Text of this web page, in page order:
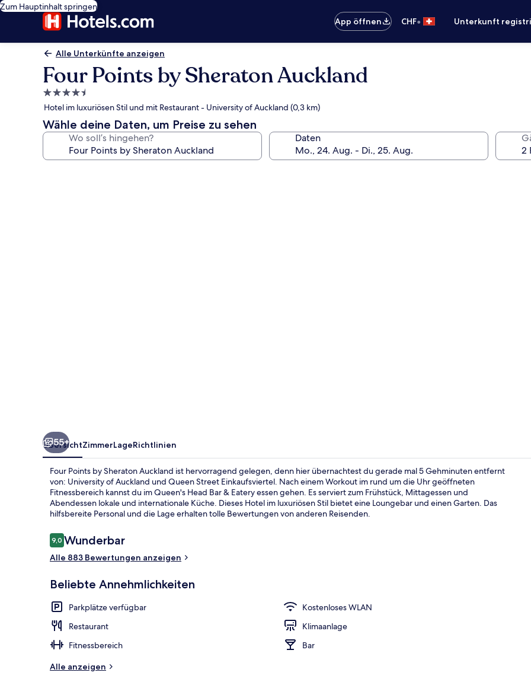
Zum Hauptinhalt springen
App öffnen
CHF• Unterkunft
Alle Unterkünfte anzeigen
Four Points by Sheraton Auckland
4.5-
Sterne-
Unterkunft
Hotel im luxuriösen Stil und mit Restaurant - University of Auckland (0,3 km)
Wähle deine Daten, um Preise zu sehen
Wo soll’s hingehen? Daten
Frühstück,
55+
ÜbersichtZimmerLageRichtlinien
Four Points by Sheraton Auckland ist hervorragend gelegen, denn hier übernachtest du gerade mal 5 Gehminuten entfernt
von: University of Auckland und Queen Street Einkaufsviertel. Nach einem Workout im rund um die Uhr geöffneten
Fitnessbereich kannst du im Queen's Head Bar & Eatery essen gehen. Es serviert zum Frühstück, Mittagessen und
Abendessen lokale und internationale Küche. Dieses Hotel im luxuriösen Stil bietet eine Loungebar und einen Garten. Das
hilfsbereite Personal und die Lage erhalten tolle Bewertungen von anderen Reisenden.
Bewertungen
9,09,0 von 10.
Wunderbar
Alle 883 Bewertungen anzeigen
Beliebte Annehmlichkeiten
Parkplätze verfügbar
Kostenloses WLAN
Restaurant
Klimaanlage
Fitnessbereich
Bar
Alle anzeigen